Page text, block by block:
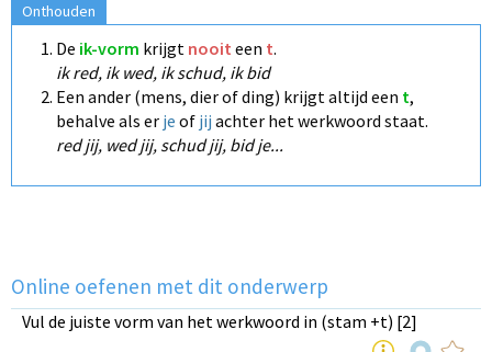
Onthouden
De ik-vorm krijgt nooit een t.
ik red, ik wed, ik schud, ik bid
Een ander (mens, dier of ding) krijgt altijd een t,
behalve als er je of jij achter het werkwoord staat.
red jij, wed jij, schud jij, bid je...
Online oefenen met dit onderwerp
Vul de juiste vorm van het werkwoord in (stam +t) [2]